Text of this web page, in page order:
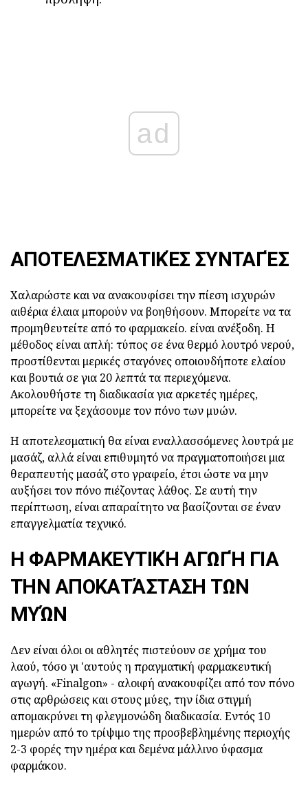
ad
ΑΠΟΤΕΛΕΣΜΑΤΙΚΈΣ ΣΥΝΤΑΓΈΣ
Χαλαρώστε και να ανακουφίσει την πίεση ισχυρών
αιθέρια έλαια μπορούν να βοηθήσουν. Μπορείτε να τα
προμηθευτείτε από το φαρμακείο. είναι ανέξοδη. Η
μέθοδος είναι απλή: τύπος σε ένα θερμό λουτρό νερού,
προστίθενται μερικές σταγόνες οποιουδήποτε ελαίου
και βουτιά σε για 20 λεπτά τα περιεχόμενα.
Ακολουθήστε τη διαδικασία για αρκετές ημέρες,
μπορείτε να ξεχάσουμε τον πόνο των μυών.
Η αποτελεσματική θα είναι εναλλασσόμενες λουτρά με
μασάζ, αλλά είναι επιθυμητό να πραγματοποιήσει μια
θεραπευτής μασάζ στο γραφείο, έτσι ώστε να μην
αυξήσει τον πόνο πιέζοντας λάθος. Σε αυτή την
περίπτωση, είναι απαραίτητο να βασίζονται σε έναν
επαγγελματία τεχνικό.
Η ΦΑΡΜΑΚΕΥΤΙΚΉ ΑΓΩΓΉ ΓΙΑ
ΤΗΝ ΑΠΟΚΑΤΆΣΤΑΣΗ ΤΩΝ
ΜΥΏΝ
Δεν είναι όλοι οι αθλητές πιστεύουν σε χρήμα του
λαού, τόσο γι 'αυτούς η πραγματική φαρμακευτική
αγωγή. «Finalgon» - αλοιφή ανακουφίζει από τον πόνο
στις αρθρώσεις και στους μύες, την ίδια στιγμή
απομακρύνει τη φλεγμονώδη διαδικασία. Εντός 10
ημερών από το τρίψιμο της προσβεβλημένης περιοχής
2-3 φορές την ημέρα και δεμένα μάλλινο ύφασμα
φαρμάκου.